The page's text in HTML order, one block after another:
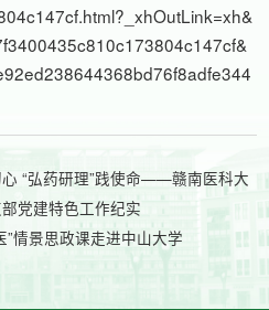
“弘药研理”践使命——赣南医科大
党建特色工作纪实
”情景思政课走进中山大学